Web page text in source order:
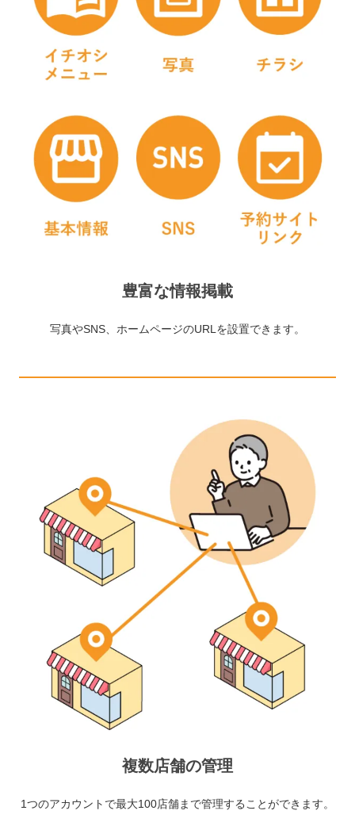
豊富な情報掲載
写真やSNS、ホームページのURLを設置できます。
複数店舗の管理
1つのアカウントで最大100店舗まで管理することができます。